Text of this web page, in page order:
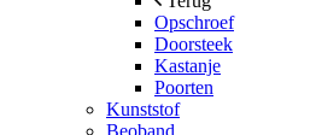
Opschroef
Doorsteek
Kastanje
Poorten
Kunststof
Beoband